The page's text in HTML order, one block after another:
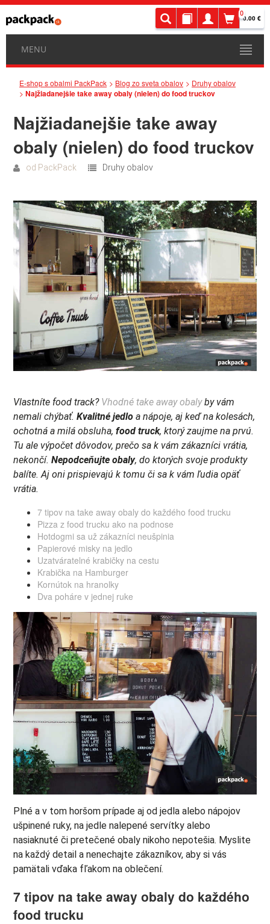
0
0.00 €
MENU
E-shop s obalmi PackPack Blog zo sveta obalov Druhy obalov
Najžiadanejšie take away obaly (nielen) do food truckov
Najžiadanejšie take away
obaly (nielen) do food truckov
od PackPack Druhy obalov
Vlastníte food track? Vhodné take away obalyby vám
nemali chýbať. Kvalitné jedlo a nápoje, aj keď na kolesách,
ochotná a milá obsluha, food truck, ktorý zaujme na prvú.
Tu ale výpočet dôvodov, prečo sa k vám zákazníci vrátia,
nekončí. Nepodceňujte obaly, do ktorých svoje produkty
balíte. Aj oni prispievajú k tomu či sa k vám ľudia opäť
vrátia.
7 tipov na take away obaly do každého food trucku
Pizza z food trucku ako na podnose
Hotdogmi sa už zákazníci neušpinia
Papierové misky na jedlo
Uzatváratelné krabičky na cestu
Krabička na Hamburger
Kornútok na hranolky
Dva poháre v jednej ruke
Plné a v tom horšom prípade aj od jedla alebo nápojov
ušpinené ruky, na jedle nalepené servítky alebo
nasiaknuté či pretečené obaly nikoho nepotešia. Myslite
na každý detail a nenechajte zákazníkov, aby si vás
pamätali vďaka fľakom na oblečení.
7 tipov na take away obaly do každého
food trucku